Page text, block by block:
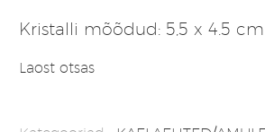
Kristalli mõõdud: 5,5 x 4.5 cm
Laost otsas